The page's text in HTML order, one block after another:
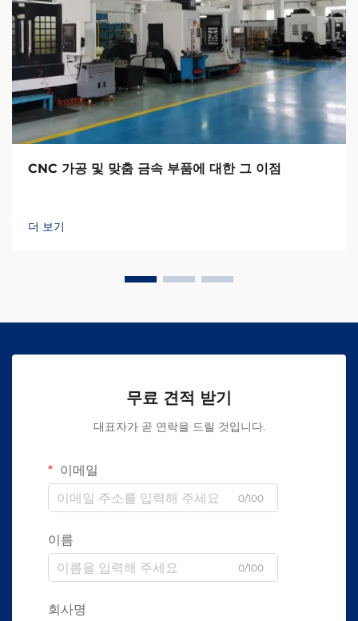
CNC 가공 및 맞춤 금속 부품에 대한 그 이점
더 보기
무료 견적 받기
대표자가 곧 연락을 드릴 것입니다.
이메일
0/100
이름
0/100
회사명